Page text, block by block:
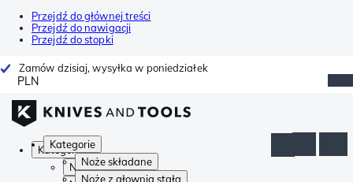
Przejdź do głównej treści
Przejdź do nawigacji
Przejdź do stopki
Zamów dzisiaj, wysyłka w poniedziałek
PLN
Kategorie
Noże składane
Noże z głownią stałą
Kategorie
Noże składane